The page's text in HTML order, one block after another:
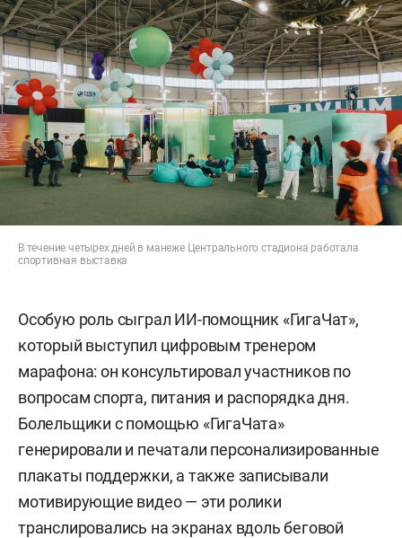
В течение четырех дней в манеже Центрального стадиона работала
спортивная выставка
Особую роль сыграл ИИ-помощник «ГигаЧат»,
который выступил цифровым тренером
марафона: он консультировал участников по
вопросам спорта, питания и распорядка дня.
Болельщики с помощью «ГигаЧата»
генерировали и печатали персонализированные
плакаты поддержки, а также записывали
мотивирующие видео — эти ролики
транслировались на экранах вдоль беговой